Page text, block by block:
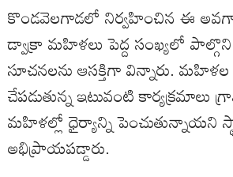
కొండవెలగాడలో నిర్వహించిన ఈ
డ్వాక్రా మహిళలు పెద్ద సంఖ్యలో
సూచనలను ఆసక్తిగా విన్నారు.
చేపడుతున్న ఇటువంటి కార్యక్రమాలు
మహిళల్లో ధైర్యాన్ని పెంచుతున్నాయని
అభిప్రాయపడ్డారు.